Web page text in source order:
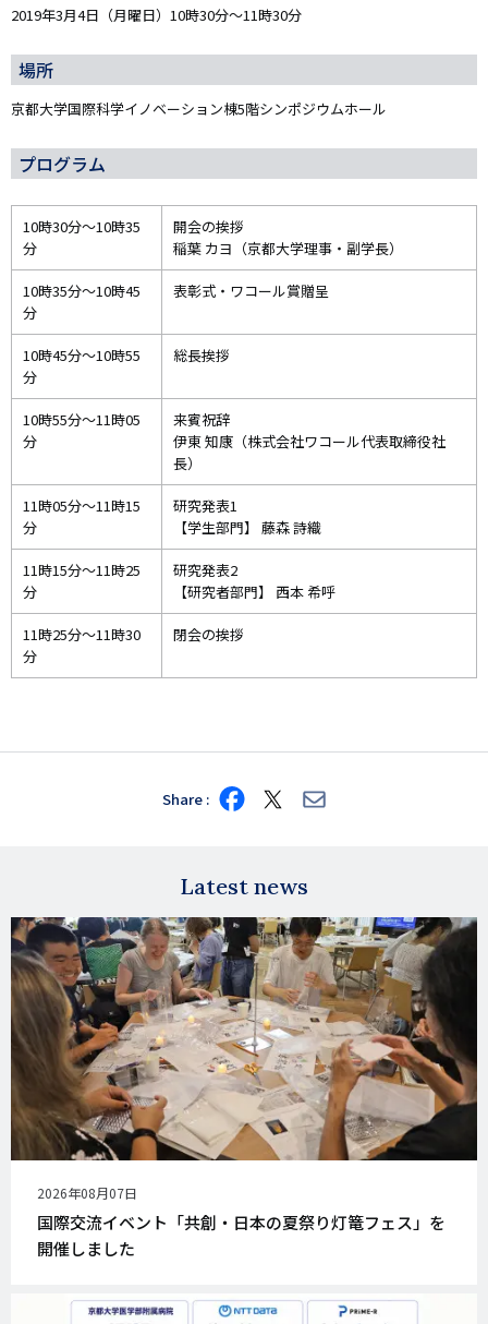
2019年3月4日（月曜日）10時30分～11時30分
場所
京都大学国際科学イノベーション棟5階シンポジウムホール
プログラム
10時30分～10時35
分
開会の挨拶
稲葉 カヨ（京都大学理事・副学長）
10時35分～10時45
分
表彰式・ワコール賞贈呈
10時45分～10時55
分
総長挨拶
10時55分～11時05
分
来賓祝辞
伊東 知康（株式会社ワコール代表取締役社
長）
11時05分～11時15
分
研究発表1
【学生部門】 藤森 詩織
11時15分～11時25
分
研究発表2
【研究者部門】 西本 希呼
11時25分～11時30
分
閉会の挨拶
Share Share
on
Share
on
Share
via
Latest news
公
開
日
2026年08月07日
国際交流イベント「共創・日本の夏祭り灯篭フェス」を
開催しました